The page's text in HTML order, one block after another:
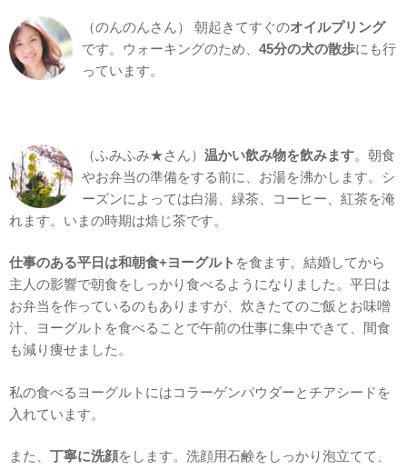
（のんのんさん） 朝起きてすぐのオイルプリング
です。ウォーキングのため、 45分の犬の散歩にも行
っています。
（ふみふみ★さん） 温かい飲み物を飲みます。朝食
やお弁当の準備をする前に、お湯を沸かします。シ
ーズンによっては白湯、緑茶、コーヒー、紅茶を淹
れます。いまの時期は焙じ茶です。
仕事のある平日は和朝食+ヨーグルト を食ます。結婚してから
主人の影響で朝食をしっかり食べるようになりました。平日は
お弁当を作っているのもありますが、炊きたてのご飯とお味噌
汁、ヨーグルトを食べることで午前の仕事に集中できて、間食
も減り痩せました。
私の食べるヨーグルトにはコラーゲンパウダーとチアシードを
入れています。
また、 丁寧に洗顔をします。洗顔用石鹸をしっかり泡立てて、